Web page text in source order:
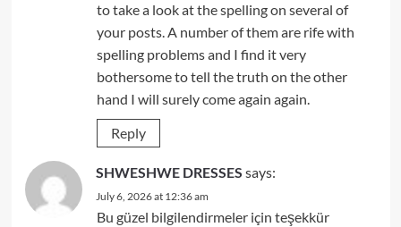
to take a look at the spelling on several of
your posts. A number of them are rife with
spelling problems and I find it very
bothersome to tell the truth on the other
hand I will surely come again again.
Reply
SHWESHWE DRESSES says:
July 6, 2026 at 12:36 am
Bu güzel bilgilendirmeler için teşekkür